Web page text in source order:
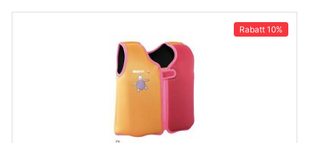
Rabatt 10%